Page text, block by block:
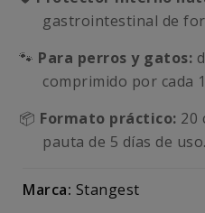
gastrointestinal de
🐾 Para perros y gatos:
comprimido por cada
📦 Formato práctico: 20
pauta de 5 días de uso.
Marca: Stangest